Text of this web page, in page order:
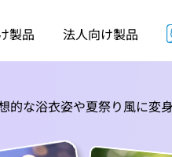
製品 法人向け製品
的な浴衣姿や夏祭り風に変